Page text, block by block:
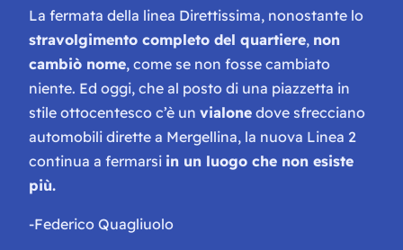
La fermata della linea Direttissima, nonostante lo
stravolgimento completo del quartiere, non
cambiò nome, come se non fosse cambiato
niente. Ed oggi, che al posto di una piazzetta in
stile ottocentesco c’è un vialone dove sfrecciano
automobili dirette a Mergellina, la nuova Linea 2
continua a fermarsi in un luogo che non esiste
più.
-Federico Quagliuolo